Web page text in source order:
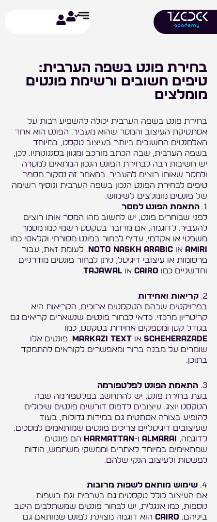
דילוג
לתוכן
בחירת פונט בשפה הערבית:
טיפים חשובים ורשימת פונטים
מומלצים
בחירת פונט בשפה הערבית יכולה להשפיע רבות על
אסתטיקת העיצוב והמסר שהוא מעביר. הפונט הוא אחד
האלמנטים החשובים ביותר בעיצוב טקסט, במיוחד
בשפה הערבית, שבה הכתב מורכב ומגוון בסגנונותיו. לכן,
יש חשיבות רבה לבחירת הפונט הנכון המתאים למטרה
ולמסר שאותו רוצים להעביר. במאמר זה נסקור מספר
טיפים לבחירת הפונט הנכון בשפה הערבית ונוסיף רשימה
של פונטים מומלצים לשימוש.
1. התאמת הפונט למסר
לפני שבוחרים פונט, יש לחשוב מהו המסר אותו רוצים
להעביר. לדוגמה, אם מדובר בטקסט רשמי כמו מסמך
משפטי או אקדמי, עדיף לבחור בפונט מסורתי וקלאסי כמו
Amiri או Noto Naskh Arabic. לעומת זאת, עבור
פרסומות או עיצובי דיגיטל, ניתן לבחור פונטים מודרניים
וחדשניים כמו Cairo או Tajawal
.
2. קריאות ואחידות
בפרויקטים שבהם הטקסטים ארוכים, הקריאות היא
קריטריון מרכזי. כדאי לבחור פונטים שנשארים קריאים גם
בגודל קטן ומספקים אחידות בטקסט, כמו
Scheherazade או Markazi Text. פונטים אלו
שומרים על מבנה ברור ומאפשרים לקוראים להתמקד
בתוכן.
3. התאמת הפונט לפלטפורמה
בעת בחירת פונט, יש להתחשב בפלטפורמה שבה
הטקסט יוצג. עיצובים לדפוס דורשים פונטים שיכולים
להופיע בצורה אסתטית גם במידות גדולות, בעוד
שעיצובים דיגיטליים צריכים פונטים שמותאמים למסכים.
לדוגמה, Almarai ו-Harmattan הם פונטים
שמתאימים במיוחד לאתרים וממשקי משתמש, הודות
לפשטות ולעיצוב הנקי שלהם.
4. שימוש מותאם לשפות מרובות
אם העיצוב כולל טקסטים גם בערבית וגם בשפות
נוספות, כמו אנגלית, יש לבחור פונטים שמשתלבים היטב
ביניהם. Cairo הוא דוגמה מצוינת לפונט שמותאם גם